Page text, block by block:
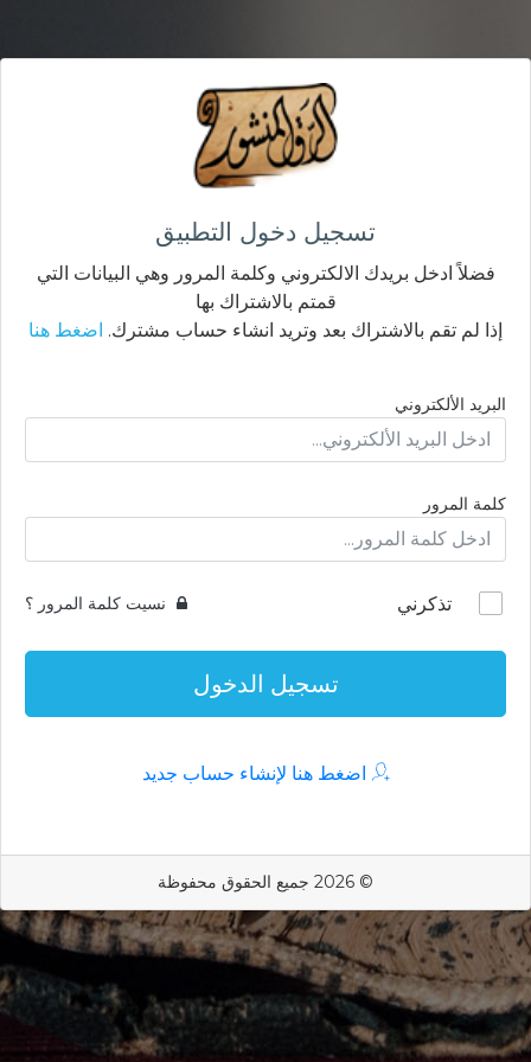
تسجيل دخول التطبيق
فضلاً ادخل بريدك الالكتروني وكلمة المرور وهي البيانات التي
قمتم بالاشتراك بها
إذا لم تقم بالاشتراك بعد وتريد انشاء حساب مشترك. اضغط هنا
البريد الألكتروني
كلمة المرور
تذكرني نسيت كلمة المرور ؟
تسجيل الدخول
اضغط هنا لإنشاء حساب جديد
© 2026 جميع الحقوق محفوظة